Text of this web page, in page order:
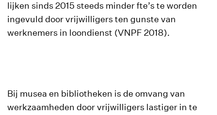
lijken sinds 2015 steeds minder fte’s te worden
ingevuld door vrijwilligers ten gunste van
werknemers in loondienst (VNPF 2018).
Bij musea en bibliotheken is de omvang van
werkzaamheden door vrijwilligers lastiger in te